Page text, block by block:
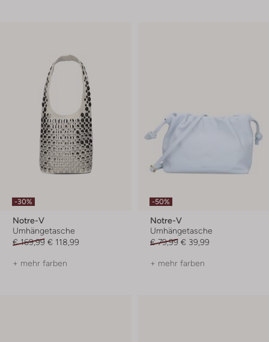
-30%
Notre-V
Umhängetasche
€ 169,99 € 118,99
+ mehr farben
-50%
Notre-V
Umhängetasche
€ 79,99 € 39,99
+ mehr farben